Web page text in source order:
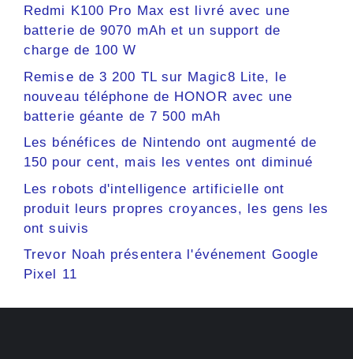
Redmi K100 Pro Max est livré avec une
batterie de 9070 mAh et un support de
charge de 100 W
Remise de 3 200 TL sur Magic8 Lite, le
nouveau téléphone de HONOR avec une
batterie géante de 7 500 mAh
Les bénéfices de Nintendo ont augmenté de
150 pour cent, mais les ventes ont diminué
Les robots d'intelligence artificielle ont
produit leurs propres croyances, les gens les
ont suivis
Trevor Noah présentera l'événement Google
Pixel 11